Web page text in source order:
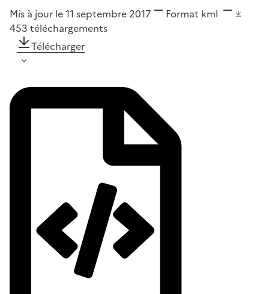
Mis à jour le 11 septembre 2017 Format kml
453 téléchargements
Télécharger